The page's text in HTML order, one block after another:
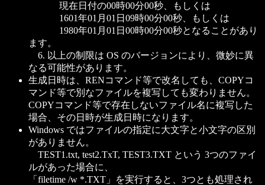
現在日付の00時00分00秒、もしくは
1601年01月01日09時00分00秒、もしくは
1980年01月01日00時00分00秒となることがあり
ます。
6. 以上の制限は OS のバージョンにより、微妙に異
なる可能性があります。
生成日時は、RENコマンド等で改名しても、COPYコ
マンド等で別なファイルを複写しても変わりません。
COPYコマンド等で存在しないファイル名に複写した
場合、その日時が生成日時になります。
Windows ではファイルの指定に大文字と小文字の区別
がありません。
TEST1.txt, test2.TxT, TEST3.TXT という 3つのファイ
ルがあった場合に、
「filetime /w *.TXT」を実行すると、3つとも処理され